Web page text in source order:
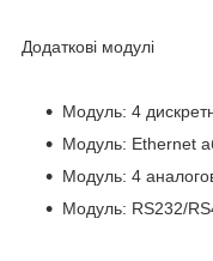
Додаткові модулі
Модуль: 4
Модуль: Ethernet
Модуль: 4
Модуль: RS232/